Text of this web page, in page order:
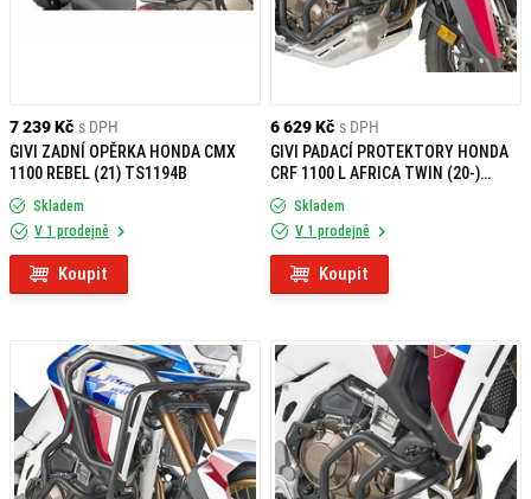
7 239 Kč s DPH
GIVI ZADNÍ OPĚRKA HONDA CMX
1100 REBEL (21) TS1194B
Skladem
V 1 prodejně
Koupit
6 629 Kč s DPH
GIVI PADACÍ PROTEKTORY HONDA
CRF 1100 L AFRICA TWIN (20-)
TNH1179
Skladem
V 1 prodejně
Koupit